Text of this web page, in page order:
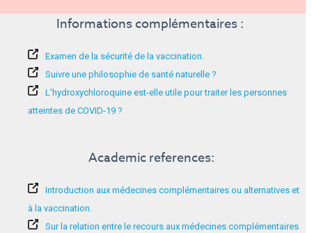
Informations complémentaires :
Examen de la sécurité de la vaccination.
Suivre une philosophie de santé naturelle ?
L'hydroxychloroquine est-elle utile pour traiter les personnes
atteintes de COVID-19 ?
Academic references:
Introduction aux médecines complémentaires ou alternatives et
à la vaccination.
Sur la relation entre le recours aux médecines complémentaires